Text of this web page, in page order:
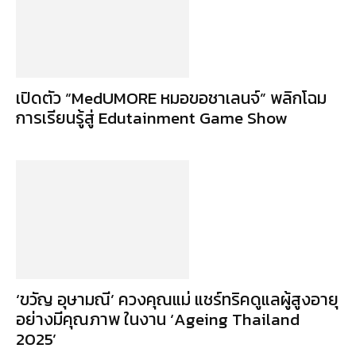
เปิดตัว “MedUMORE หมอขอชาเลนจ์” พลิกโฉม
การเรียนรู้สู่ Edutainment Game Show
‘ขวัญ อุษามณี’ ควงคุณแม่ แชร์ทริคดูแลผู้สูงอายุ
อย่างมีคุณภาพ ในงาน ‘Ageing Thailand
2025’